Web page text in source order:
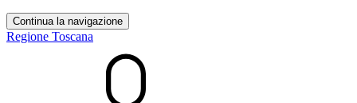
Continua la navigazione
Regione Toscana